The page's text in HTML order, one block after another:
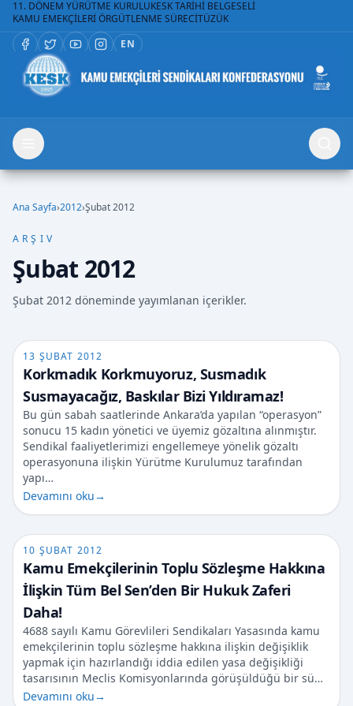
11. DÖNEM YÜRÜTME KURULUKESK TARİHİ BELGESELİ
KAMU EMEKÇİLERİ ÖRGÜTLENME SÜRECİTÜZÜK
EN
Ana Sayfa›2012›Şubat 2012
ARŞIV
Şubat 2012
Şubat 2012 döneminde yayımlanan içerikler.
13 ŞUBAT 2012
Korkmadık Korkmuyoruz, Susmadık
Susmayacağız, Baskılar Bizi Yıldıramaz!
Bu gün sabah saatlerinde Ankara’da yapılan “operasyon”
sonucu 15 kadın yönetici ve üyemiz gözaltına alınmıştır.
Sendikal faaliyetlerimizi engellemeye yönelik gözaltı
operasyonuna ilişkin Yürütme Kurulumuz tarafından
yapı…
Devamını oku→
10 ŞUBAT 2012
Kamu Emekçilerinin Toplu Sözleşme Hakkına
İlişkin Tüm Bel Sen’den Bir Hukuk Zaferi
Daha!
4688 sayılı Kamu Görevlileri Sendikaları Yasasında kamu
emekçilerinin toplu sözleşme hakkına ilişkin değişiklik
yapmak için hazırlandığı iddia edilen yasa değişikliği
tasarısının Meclis Komisyonlarında görüşüldüğü bir sü…
Devamını oku→